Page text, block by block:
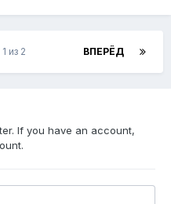
ВПЕРЁД
из 2
If you have an account,